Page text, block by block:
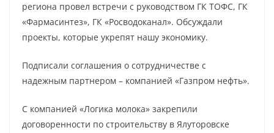
региона провел встречи с руководством ГК ТОФС, ГК
«Фармасинтез», ГК «Росводоканал». Обсуждали
проекты, которые укрепят нашу экономику.
Подписали соглашения о сотрудничестве с
надежным партнером – компанией «Газпром нефть».
С компанией «Логика молока» закрепили
договоренности по строительству в Ялуторовске